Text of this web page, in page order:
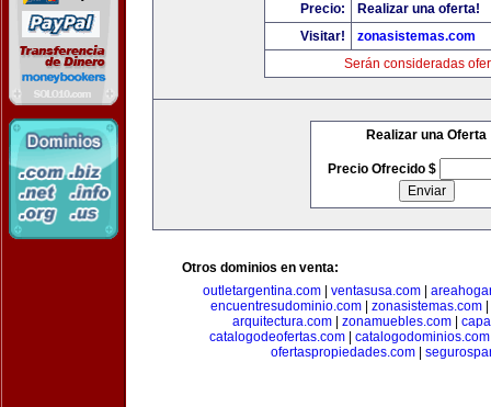
Precio:
Realizar una oferta!
Visitar!
zonasistemas.com
Serán consideradas
Realizar una Oferta
Precio Ofrecido $
Otros dominios en venta:
outletargentina.com
ventasusa.com
encuentresudominio.com| zonasistemas.com|
arquitectura.com
zonamuebles.com
catalogodeofertas.com| catalogodominios.com
ofertaspropiedades.com|